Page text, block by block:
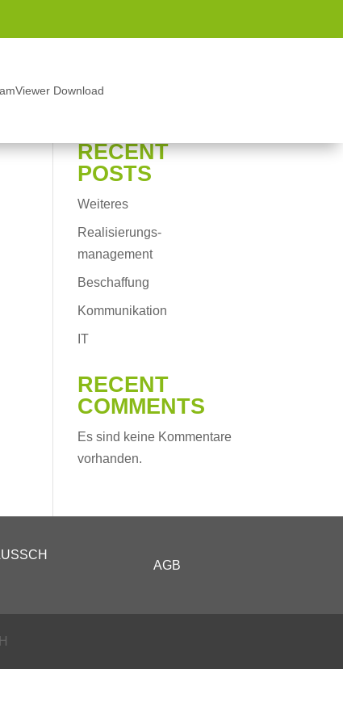
Download
Download
RECENT
POSTS
Weiteres
Realisierungs-
management
Beschaffung
Kommunikation
IT
RECENT
COMMENTS
Es sind keine Kommentare
vorhanden.
AGB